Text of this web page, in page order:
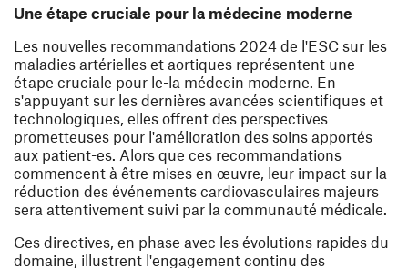
Une étape cruciale pour la médecine moderne
Les nouvelles recommandations 2024 de l'ESC sur les
maladies artérielles et aortiques représentent une
étape cruciale pour le-la médecin moderne. En
s'appuyant sur les dernières avancées scientifiques et
technologiques, elles offrent des perspectives
prometteuses pour l'amélioration des soins apportés
aux patient-es. Alors que ces recommandations
commencent à être mises en œuvre, leur impact sur la
réduction des événements cardiovasculaires majeurs
sera attentivement suivi par la communauté médicale.
Ces directives, en phase avec les évolutions rapides du
domaine, illustrent l'engagement continu des